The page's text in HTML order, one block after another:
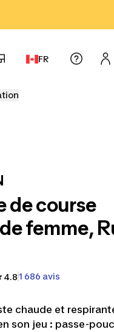
FR
de course
femme,
4.81 686 avis
chaude et
son jeu : passe-